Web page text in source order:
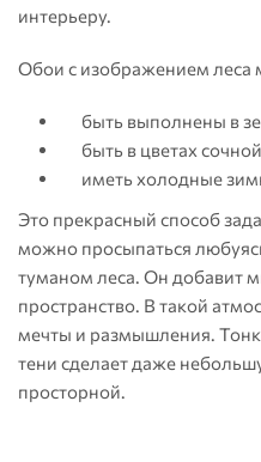
интерьеру.
Обои с изображением леса
быть выполнены в
быть в цветах
иметь холодные
Это прекрасный способ
можно просыпаться
туманом леса. Он добавит
пространство. В такой
мечты и размышления.
тени сделает даже
просторной.